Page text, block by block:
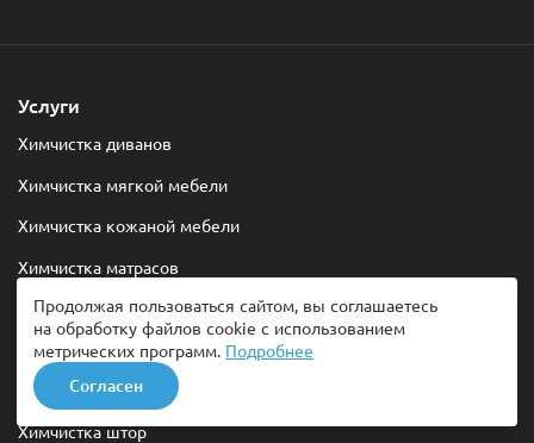
Услуги
Химчистка диванов
Химчистка мягкой мебели
Химчистка кожаной мебели
Химчистка матрасов
Химчистка ковров
Химчистка ковров с вывозом
Химчистка ковролина
Химчистка штор
Продолжая пользоваться сайтом, вы соглашаетесь
на обработку файлов cookie с использованием
метрических программ. Подробнее
Согласен